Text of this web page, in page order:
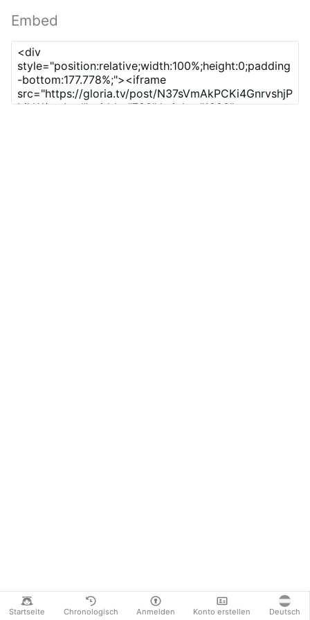
Startseite Chronologisch Anmelden Konto erstellen Deutsch
Embed